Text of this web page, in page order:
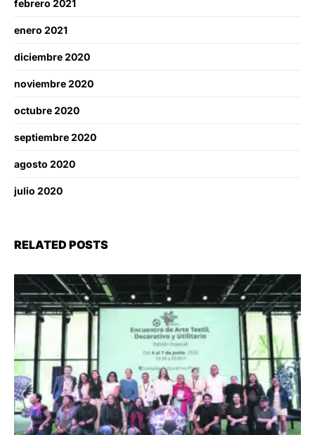
febrero 2021
enero 2021
diciembre 2020
noviembre 2020
octubre 2020
septiembre 2020
agosto 2020
julio 2020
RELATED POSTS